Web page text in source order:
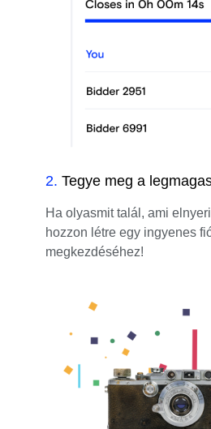
2. Tegye meg a
Ha olyasmit talál, ami
hozzon létre egy ingyenes
megkezdéséhez!